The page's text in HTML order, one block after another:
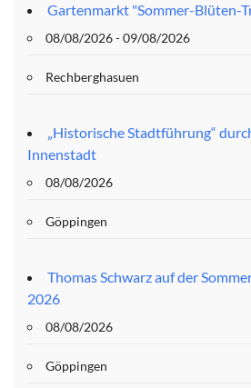
Gartenmarkt "Sommer-Blüten-
08/08/2026 - 09/08/2026
Rechberghasuen
„Historische Stadtführung“
Innenstadt
08/08/2026
Göppingen
Thomas Schwarz auf der
2026
08/08/2026
Göppingen